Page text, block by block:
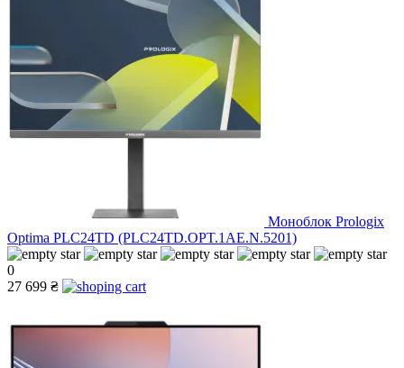
Моноблок Prologix
Optima PLC24TD (PLC24TD.OPT.1AE.N.5201)
0
27 699 ₴